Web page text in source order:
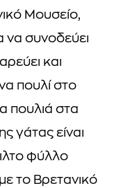
Μουσείο,
να συνοδεύει
και
πουλί στο
πουλιά στα
γάτας είναι
φύλλο
το Βρετανικό